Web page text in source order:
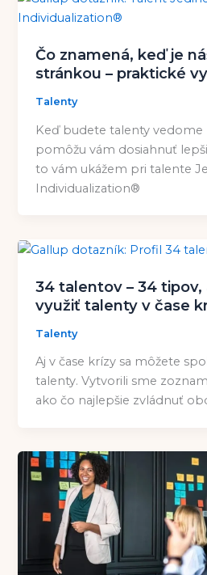
Čo znamená, keď je
stránkou – praktické
Talenty
Keď budete talenty vedome
pomôžu vám dosiahnuť
to vám ukážem pri talente
Individualization®
34 talentov – 34 tipov,
využiť talenty v čase
Talenty
Aj v čase krízy sa môžete
talenty. Vytvorili sme
ako čo najlepšie zvládnuť